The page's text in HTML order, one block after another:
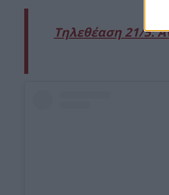
Τηλεθέαση 21/5: